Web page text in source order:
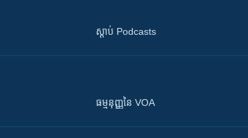
ស្តាប់ Podcasts
ធម្មនុញ្ញ​នៃ VOA